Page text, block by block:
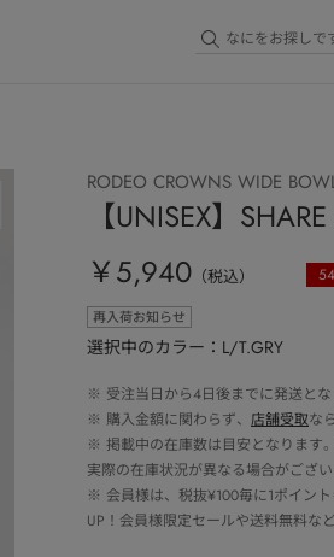
RODEO CROWNS WIDE
【UNISEX】
￥5,940 （税込） 54
再入荷お知らせ
選択中のカラー：L/T.GRY
※ 受注当日から4日後までに発送と
※ 購入金額に関わらず、 店舗受取な
※ 掲載中の在庫数は目安となります
実際の在庫状況が異なる場合がござい
※ 会員様は、税抜¥100毎に1ポイン
UP！会員様限定セールや送料無料な